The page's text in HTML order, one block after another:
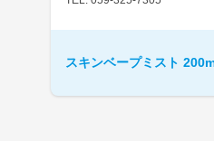
スキンベープミスト